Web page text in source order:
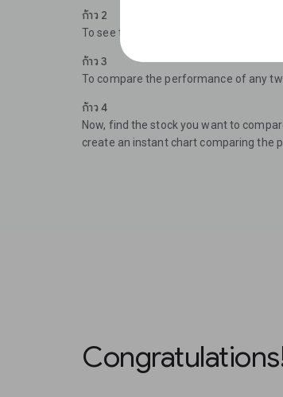
ก้าว 2
To see the most recent news stories in
ก้าว 3
To compare the performance of any
ก้าว 4
Now, find the stock you want to
create an instant chart comparing the